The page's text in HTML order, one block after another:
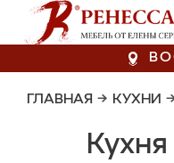
ГЛАВНАЯ → КУХНИ